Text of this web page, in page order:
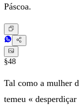
Páscoa.
§48
Tal como a mulher
temeu «